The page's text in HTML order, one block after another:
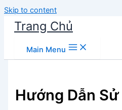
Skip to content
Trang Chủ
Main Menu
Hướng Dẫn